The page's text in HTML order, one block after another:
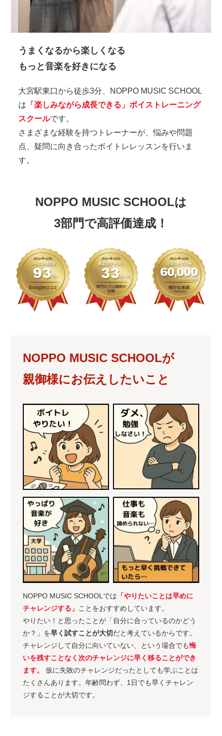
うまくなるから楽しくなる
もっと音楽を好きになる
大宮駅東口から徒歩3分、NOPPO MUSIC SCHOOL
は 「楽しみながら成長できる」ボイストレーニング
スクールです。
さまざまな経験を持つトレーナーが、悩みや問題
点、疑問に向き合ったボイトレレッスンを行いま
す。
NOPPO MUSIC SCHOOLは
3部門で高評価達成！
NOPPO MUSIC SCHOOLが
親御様にお伝えしたいこと
NOPPO MUSIC SCHOOLでは 「やりたいことは早めに
チャレンジする」 ことをおすすめしています。
やりたい！と思ったことが「自分に合っているのかどう
か？」を早く試すことが大切だと考えているからです。
チャレンジして自分に向いていない、という場合でも悔
いを残すことなく次のチャレンジに早く移ることができ
ます。
仮に失敗のチャレンジだったとしても学ぶことは
たくさんあります。年齢問わず、1日でも早くチャレン
ジすることが大切です。